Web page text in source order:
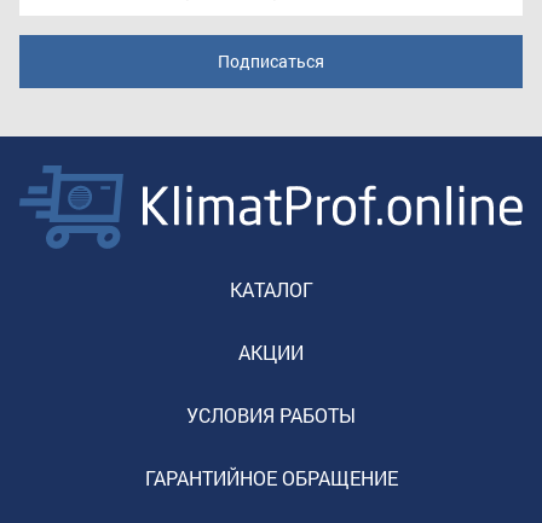
КАТАЛОГ
АКЦИИ
УСЛОВИЯ РАБОТЫ
ГАРАНТИЙНОЕ ОБРАЩЕНИЕ